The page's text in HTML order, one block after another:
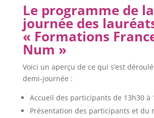
Le programme de
journée des
« Formations
Num »
Voici un aperçu de ce qui s’est
demi-journée :
Accueil des participants de 13h30 à
Présentation des participants et du